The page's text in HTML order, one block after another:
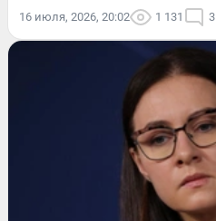
16 июля, 2026, 20:02 1 131 3